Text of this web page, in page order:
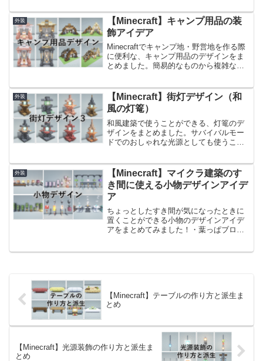
用ください。相性が良さそうなデザイン
はこちらです。【...
外装
【Minecraft】キャンプ用品の装
飾アイデア
Minecraftでキャンプ地・野営地を作る際
に便利な、キャンプ用品のデザインをま
とめました。簡易的なものから複雑なデ
るので、キャンプ地・野営地の規...
外装
【Minecraft】街灯デザイン（和
風の灯篭）
和風建築で使うことができる、灯篭のデ
ザインをまとめました。サバイバルモー
ドでのおしゃれな光源としても使うこと
りますが低コストで作ることができま
す。（光源にビーコンを使用...
外装
【Minecraft】マイクラ建築のす
き間に使える小物デザインアイデ
ア
ちょっとしたすき間が気になったときに
置くことができる小物のデザインアイデ
アをまとめてみました！・葉っぱブロッ
てまとめてみました。小さなものが多い
ので、外装・内装どちらでも使いやすい
【Minecraft】テーブルの作り方と派生ま
とめ
【Minecraft】光源装飾の作り方と派生ま
とめ